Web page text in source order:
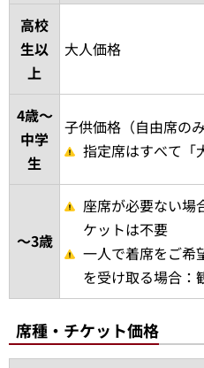
高校
生以
上
大人価格
4歳～
中学
生
子供価格（自由席のみ
指定席はすべて「
～3歳
座席が必要ない場
ケットは不要
一人で着席をご希
を受け取る場合：
席種・チケット価格